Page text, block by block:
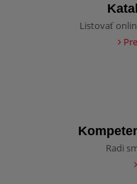
Listovať
Radi